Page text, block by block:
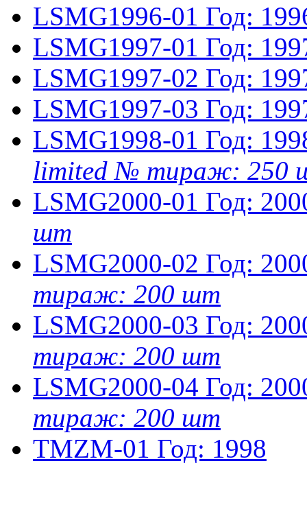
LSMG1996-01 Год:
LSMG1997-01 Год:
LSMG1997-02 Год:
LSMG1997-03 Год:
LSMG1998-01 Год:
limited № тираж: 250
LSMG2000-01 Год:
шт
LSMG2000-02 Год:
тираж: 200 шт
LSMG2000-03 Год:
тираж: 200 шт
LSMG2000-04 Год:
тираж: 200 шт
TMZM-01 Год: 1998